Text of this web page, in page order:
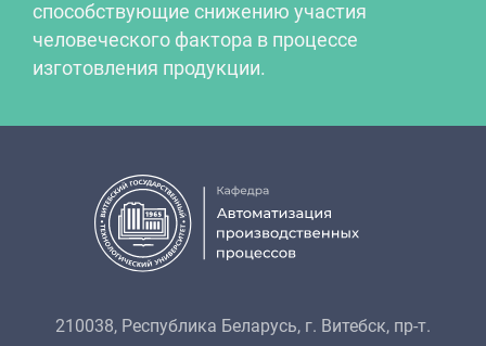
способствующие снижению участия
человеческого фактора в процессе
изготовления продукции.
210038, Республика Беларусь, г. Витебск, пр-т.